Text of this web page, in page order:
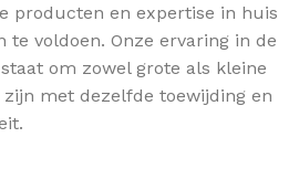
producten en expertise in huis
te voldoen. Onze ervaring in de
om zowel grote als kleine
met dezelfde toewijding en